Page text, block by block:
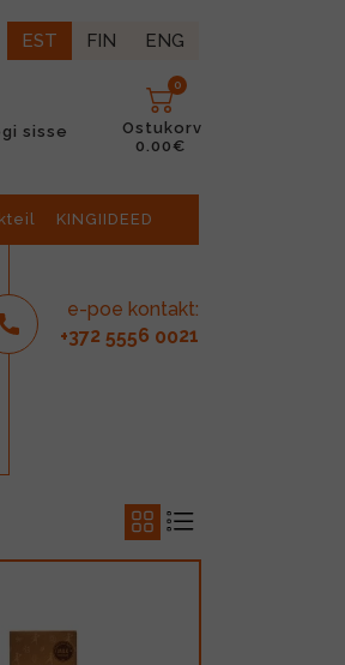
EST FIN ENG
sisse
0
Ostukorv
0.00€
KINGIIDEED
e-poe kontakt:
+372 5556 0021